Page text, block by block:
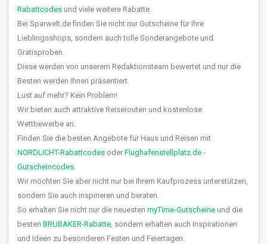
Rabattcodes und viele weitere Rabatte.
Bei Sparwelt.de finden Sie nicht nur Gutscheine für Ihre
Lieblingsshops, sondern auch tolle Sonderangebote und
Gratisproben.
Diese werden von unserem Redaktionsteam bewertet und nur die
Besten werden Ihnen präsentiert.
Lust auf mehr? Kein Problem!
Wir bieten auch attraktive Reiserouten und kostenlose
Wettbewerbe an.
Finden Sie die besten Angebote für Haus und Reisen mit
NORDLICHT-Rabattcodes oder Flughafenstellplatz.de -
Gutscheincodes
Wir möchten Sie aber nicht nur bei Ihrem Kaufprozess unterstützen,
sondern Sie auch inspirieren und beraten.
So erhalten Sie nicht nur die neuesten myTime-Gutscheine und die
besten BRUBAKER-Rabatte , sondern erhalten auch Inspirationen
und Ideen zu besonderen Festen und Feiertagen.